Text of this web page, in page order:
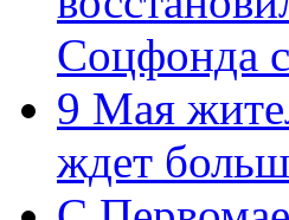
Соцфонда
9 Мая
ждет